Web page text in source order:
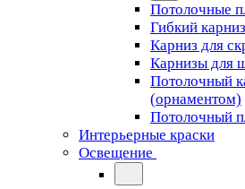
Потолочные
Гибкий
Карниз для
Карнизы для
Потолочный
(орнаментом)
Потолочный
Интерьерные краски
Освещение